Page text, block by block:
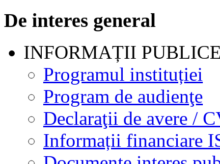
De interes general
INFORMAȚII
Programul instituției
Program de audienţe
Declaraţii de avere /
Informații financiare